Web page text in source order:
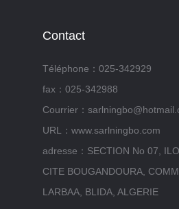
Contact
Téléphone：025-342929
fax：025-342988
Courrier：
URL：www.sarlningbo.com
adresse：SECTION No 07,
CITE BOUGANDOURA,
LARBAA, BLIDA, ALGERIE